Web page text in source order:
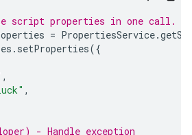
script properties in one call.
= PropertiesService.
. setProperties({
,
,
- Handle exception